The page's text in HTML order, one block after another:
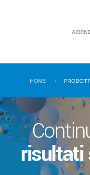
HOME
per